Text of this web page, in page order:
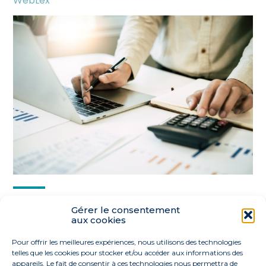
Gérer le consentement
aux cookies
Pour offrir les meilleures expériences, nous utilisons des technologies
telles que les cookies pour stocker et/ou accéder aux informations des
appareils. Le fait de consentir à ces technologies nous permettra de
FaceBook
TwitterLinkedIn